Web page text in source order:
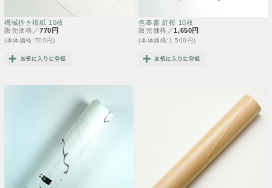
機械抄き檀紙 10枚
販売価格／770円
(本体価格:700円)
色奉書 紅桜 10枚
販売価格／1,650円
(本体価格:1,500円)